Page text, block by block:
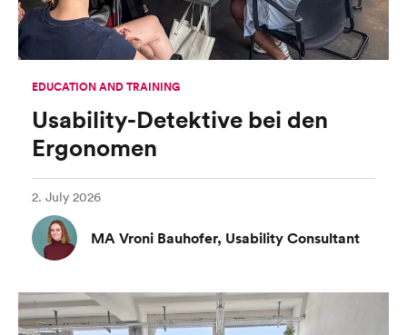
EDUCATION AND TRAINING
Usability-Detektive bei den
Ergonomen
2. July 2026
MA Vroni Bauhofer, Usability Consultant